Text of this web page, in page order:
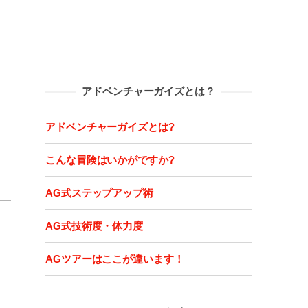
アドベンチャーガイズとは？
アドベンチャーガイズとは?
こんな冒険はいかがですか?
AG式ステップアップ術
AG式技術度・体力度
AGツアーはここが違います！